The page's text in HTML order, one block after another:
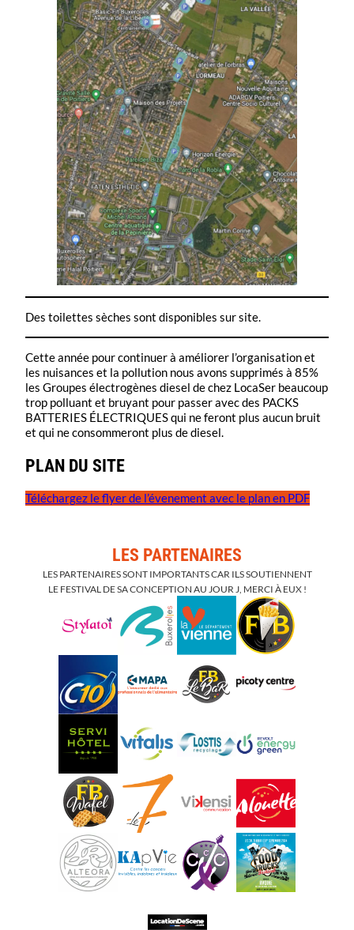
Des toilettes sèches sont disponibles sur site.
Cette année pour continuer à améliorer l’organisation et
les nuisances et la pollution nous avons supprimés à 85%
les Groupes électrogènes diesel de chez LocaSer beaucoup
trop polluant et bruyant pour passer avec des PACKS
BATTERIES ÉLECTRIQUES qui ne feront plus aucun bruit
et qui ne consommeront plus de diesel.
PLAN DU SITE
Téléchargez le flyer de l’évenement avec le plan en PDF
LES PARTENAIRES
LES PARTENAIRES SONT IMPORTANTS CAR ILS SOUTIENNENT
LE FESTIVAL DE SA CONCEPTION AU JOUR J, MERCI À EUX !